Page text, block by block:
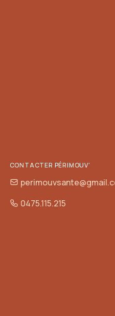
CONTACTER PÉRIMOUV'
0475.115.215